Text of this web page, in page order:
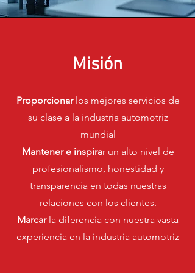
Misión
Proporcionar los mejores servicios de
su clase a la industria automotriz
mundial
Mantener e inspirar un alto nivel de
profesionalismo, honestidad y
transparencia en todas nuestras
relaciones con los clientes.
Marcarla diferencia con nuestra vasta
experiencia en la industria automotriz